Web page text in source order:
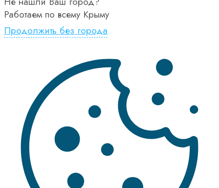
Работаем по всему Крыму
Продолжить без города